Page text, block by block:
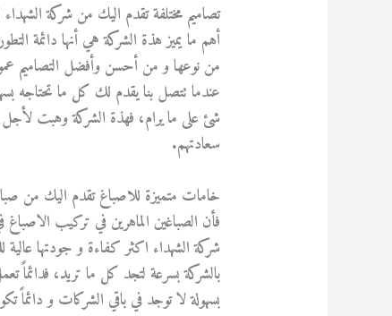
تصاميم مختلفة تقدم اليك من شركة
أهم ما يميز هذة الشركة هي أنها دائمة
من نوعها و من أحسن وأفضل التصاميم
عندما تتصل بنا يقدم لك كل ما تحتاجه
شئ على ما يرام، فهذة الشركة وهبت
سعادتهم.
خامات متميزة للاصباغ تقدم اليك من
فأن الصباغين الماهرين في تركيب
شركة الشهداء اكثر كفاءة و جودتها
بالشركة بسرعة لتجد كل ما تريد،
بسهولة لا توجد في باقي الشركات و